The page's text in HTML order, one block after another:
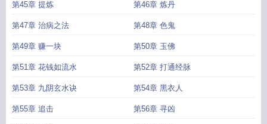
第45章 提炼 第46章 炼丹
第47章 治病之法 第48章 色鬼
第49章 赚一块 第50章 玉佛
第51章 花钱如流水 第52章 打通经脉
第53章 九阴玄水诀 第54章 黑衣人
第55章 追击 第56章 寻凶